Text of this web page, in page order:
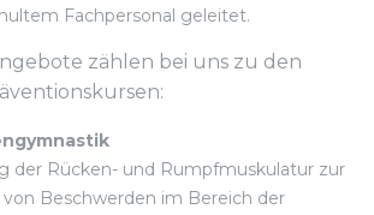
Fachpersonal geleitet.
zählen bei uns zu den
der Rücken- und Rumpfmuskulatur zur
Beschwerden im Bereich der